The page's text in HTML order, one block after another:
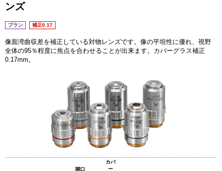
ンズ
プラン 補正0.17
像面湾曲収差を補正している対物レンズです。像の平坦性に優れ、視野
全体の95％程度に焦点を合わせることが出来ます。カバーグラス補正
0.17mm。
開口
カバ
ー